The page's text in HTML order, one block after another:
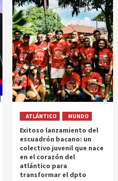
ATLÁNTICO MUNDO
Exitoso lanzamiento del
escuadrón bacano: un
colectivo juvenil que nace
en el corazón del
atlántico para
transformar el dpto